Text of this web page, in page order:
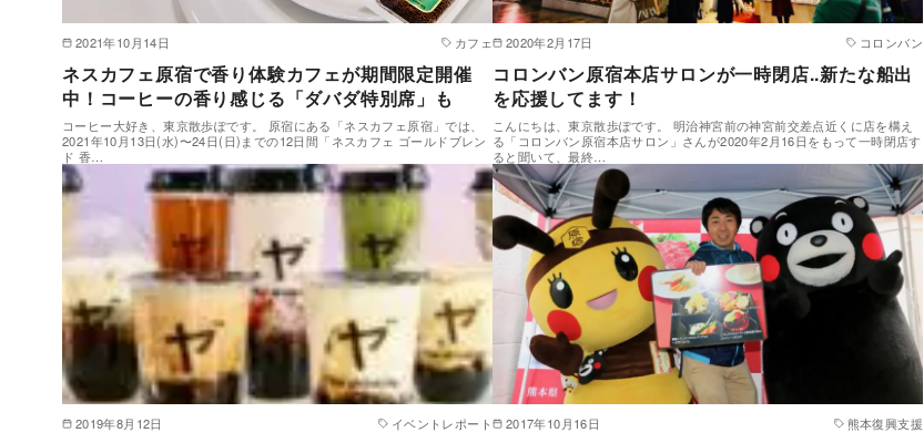
2021年10月14日 カフェ
ネスカフェ原宿で香り体験カフェが期間限定開催
中！コーヒーの香り感じる「ダバダ特別席」も
コーヒー大好き、東京散歩ぽです。 原宿にある「ネスカフェ原宿」では、
2021年10月13日(水)〜24日(日)までの12日間「ネスカフェ ゴールドブレン
ド 香…
2020年2月17日 コロンバン
コロンバン原宿本店サロンが一時閉店..新たな船出
を応援してます！
こんにちは、東京散歩ぽです。 明治神宮前の神宮前交差点近くに店を構え
る「コロンバン原宿本店サロン」さんが2020年2月16日をもって一時閉店す
ると聞いて、最終…
2019年8月12日 イベントレポート 2017年10月16日 熊本復興支援